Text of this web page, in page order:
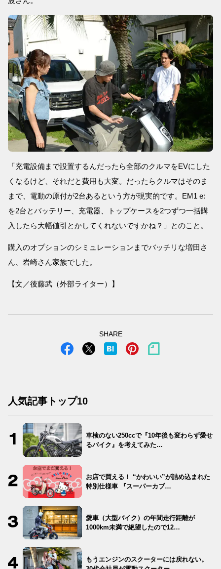
「充電設備まで設置するんだったら全部のクルマをEVにした
くなるけど、それだと費用も大変。だったらクルマはそのま
まで、電動の原付が2台あるという方が現実的です。EM1 e:
を2台とバッテリー、充電器、トップケースを2つずつ一括購
入したら大幅値引とかしてくれないですかね？」とのこと。
購入のオプションのシミュレーションまでバッチリな増田さ
ん、岩崎さん家族でした。
【文／後藤武（外部ライター）】
SHARE
人気記事トップ10
車検のない250ccで『10年後も変わらず愛せ
るバイク』を考えてみた…
お店で買える！ “かわいい”が詰め込まれた
特別仕様車 『スーパーカブ…
愛車（大型バイク）の年間走行距離が
1000km未満で絶望したので12…
もうエンジンのスクーターには戻れない。